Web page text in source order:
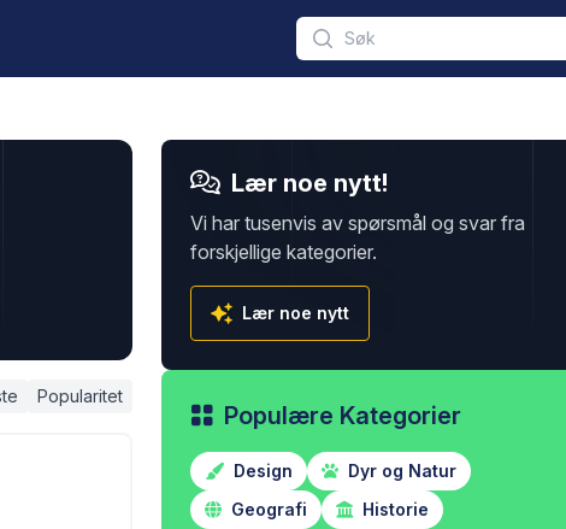
Popularitet
Lær noe nytt!
Vi har tusenvis av spørsmål og svar fra
forskjellige kategorier.
Lær noe nytt
Populære Kategorier
Design
Dyr og Natur
Geografi
Historie